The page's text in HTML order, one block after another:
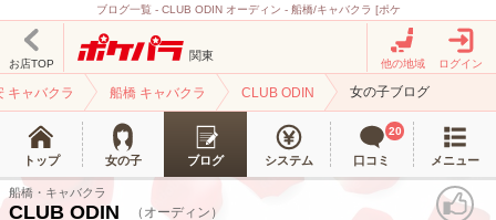
ブログ一覧 - CLUB ODIN オーディン - 船橋/キャバクラ [ポケ
お店TOP
関東
他の地域 ログイン
キャバクラ 船橋 キャバクラ CLUB ODIN 女の子ブログ
トップ 女の子 ブログ システム 口コミ
20
メニュー
船橋・キャバクラ
CLUB ODIN
（オーディン）